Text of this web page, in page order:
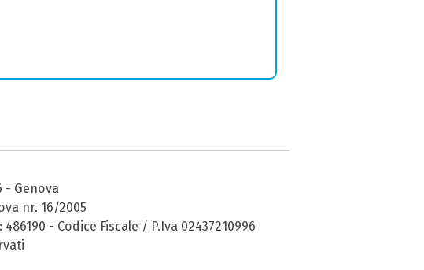
- Genova
nr. 16/2005
- Codice Fiscale / P.Iva 02437210996